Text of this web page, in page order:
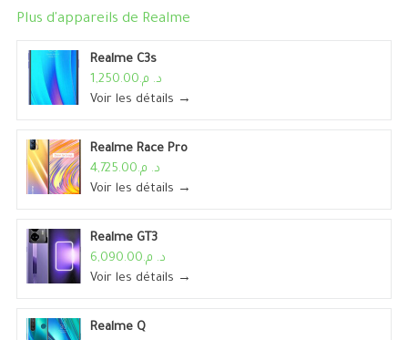
Plus d'appareils de Realme
Realme C3s
د. م.1,250.00
Voir les détails →
Realme Race Pro
د. م.4,725.00
Voir les détails →
Realme GT3
د. م.6,090.00
Voir les détails →
Realme Q